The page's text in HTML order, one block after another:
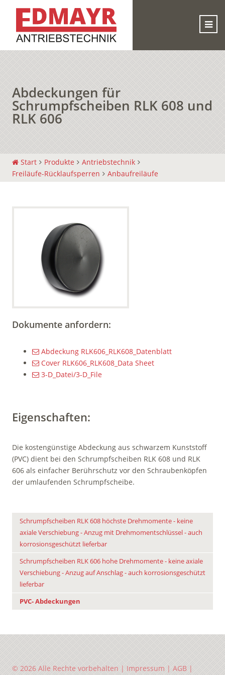
Abdeckungen für
Schrumpfscheiben RLK 608 und
RLK 606
Start Produkte
Antriebstechnik
Freiläufe-Rücklaufsperren
Anbaufreiläufe
Dokumente anfordern:
Abdeckung RLK606_RLK608_Datenblatt
Cover RLK606_RLK608_Data Sheet
3-D_Datei/3-D_File
Eigenschaften:
Die kostengünstige Abdeckung aus schwarzem Kunststoff
(PVC) dient bei den Schrumpfscheiben RLK 608 und RLK
606 als einfacher Berührschutz vor den Schraubenköpfen
der umlaufenden Schrumpfscheibe.
Schrumpfscheiben RLK 608 höchste Drehmomente - keine
axiale Verschiebung - Anzug mit Drehmomentschlüssel - auch
korrosionsgeschützt lieferbar
Schrumpfscheiben RLK 606 hohe Drehmomente - keine axiale
Verschiebung - Anzug auf Anschlag - auch korrosionsgeschützt
lieferbar
PVC- Abdeckungen
© 2026 Alle Rechte vorbehalten | Impressum | AGB |